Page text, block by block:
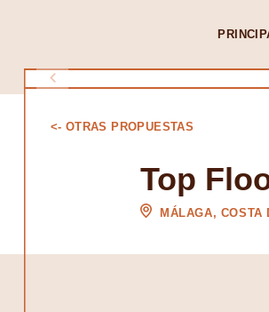
<- OTRAS PROPUESTAS
Top
MÁLAGA, COSTA